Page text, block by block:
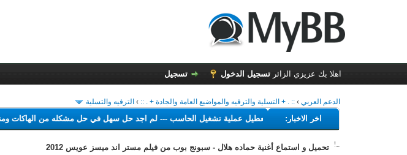
اهلا بك عزيزي الزائر تسجيل الدخول تسجيل
الدعم العربي ›:: . + التسلية والترفيه والمواضيع العامة والجادة + . :: › الترفيه والتسلية
اخر الاخبار:
البرامج التي تهدف إلى تعطيل عملية تشغيل الحاسب---لم اجد حل سهل في حل مشكله من
تحميل و استماع أغنية حماده هلال - سبونج بوب من فيلم مستر اند ميسز عويس 2012